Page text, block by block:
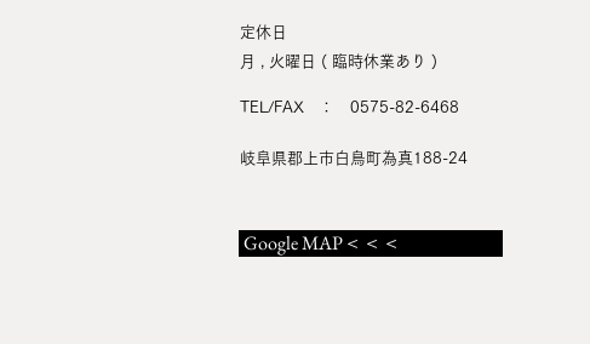
定休日
月 , 火曜日 ( 臨時休業あり )
TEL/FAX ： 0575-82-6468
岐阜県郡上市白鳥町為真188-24
Google MAP＜＜＜